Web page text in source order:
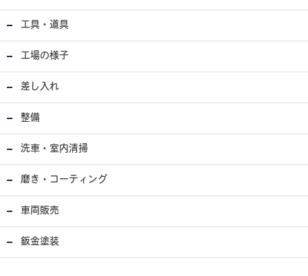
工具・道具
工場の様子
差し入れ
整備
洗車・室内清掃
磨き・コーティング
車両販売
鈑金塗装